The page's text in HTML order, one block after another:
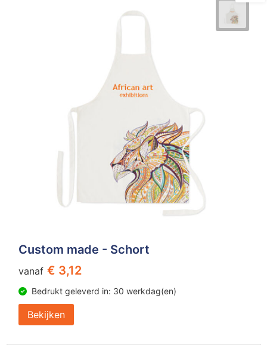
Custom made - Schort
vanaf € 3,12
Bedrukt geleverd in: 30 werkdag(en)
Bekijken